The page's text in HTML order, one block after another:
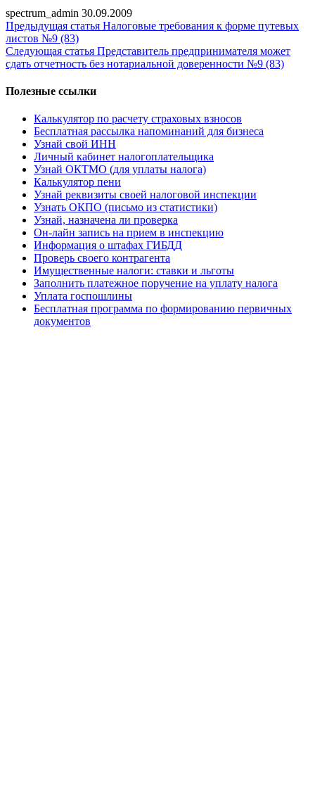
spectrum_admin 30.09.2009
Предыдущая статья Налоговые требования к форме путевых
листов №9 (83)
Следующая статья Представитель предпринимателя может
сдать отчетность без нотариальной доверенности №9 (83)
Полезные ссылки
Калькулятор по расчету страховых взносов
Бесплатная рассылка напоминаний для бизнеса
Узнай свой ИНН
Личный кабинет налогоплательщика
Узнай ОКТМО (для уплаты налога)
Калькулятор пени
Узнай реквизиты своей налоговой инспекции
Узнать ОКПО (письмо из статистики)
Узнай, назначена ли проверка
Он-лайн запись на прием в инспекцию
Информация о штафах ГИБДД
Проверь своего контрагента
Имущественные налоги: ставки и льготы
Заполнить платежное поручение на уплату налога
Уплата госпошлины
Бесплатная программа по формированию первичных
документов